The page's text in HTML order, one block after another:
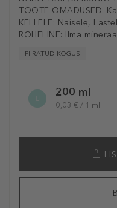
TOOTE OMADUSED:
KELLELE: Naisele,
ROHELINE: Ilma
PIIRATUD KOGUS
variation200 ml
0,03 € / 1 ml